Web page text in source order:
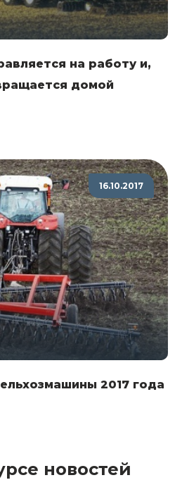
на работу и,
домой
16.10.2017
2017 года
новостей